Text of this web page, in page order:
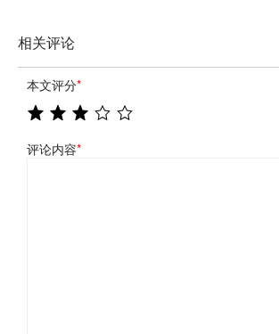
相关评论
本文评分*
评论内容*